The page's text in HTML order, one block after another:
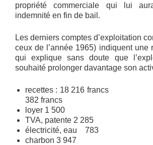
propriété commerciale qui lui
indemnité en fin de bail.
Les derniers comptes d’exploitation
ceux de l’année 1965) indiquent une
qui explique sans doute que
souhaité prolonger davantage son
recettes : 18 216 francs
382 francs
loyer 1 500
TVA, patente 2 285
électricité, eau 783
charbon 3 947